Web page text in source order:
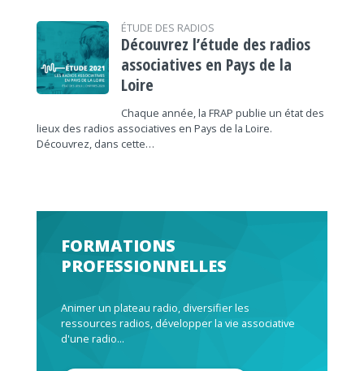
ÉTUDE DES RADIOS
Découvrez l’étude des radios
associatives en Pays de la
Loire
Chaque année, la FRAP publie un état des
lieux des radios associatives en Pays de la Loire.
Découvrez, dans cette…
FORMATIONS
PROFESSIONNELLES
Animer un plateau radio, diversifier les
ressources radios, développer la vie associative
d'une radio...